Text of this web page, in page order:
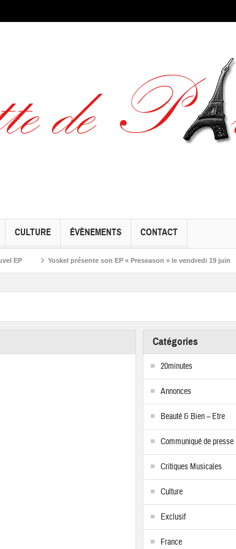
CULTURE ÉVÈNEMENTS CONTACT
Yoskel présente son EP « Preseason » le vendredi 19 juin
Catégories
20minutes
Annonces
Beauté & Bien – Etre
Communiqué de presse
Critiques Musicales
Culture
Exclusif
France